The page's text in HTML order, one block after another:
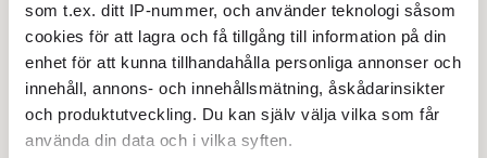
som t.ex. ditt IP-nummer, och använder teknologi såsom
cookies för att lagra och få tillgång till information på din
enhet för att kunna tillhandahålla personliga annonser och
innehåll, annons- och innehållsmätning, åskådarinsikter
och produktutveckling. Du kan själv välja vilka som får
använda din data och i vilka syften.
Zälle bygger sitt resonemang på över tusen
intervjuer och 45 000 webbenkäter som han
tillsammans med kollegan Alf Galfvensjö, har
gjort under en 25-årsperiod. Syftet är att